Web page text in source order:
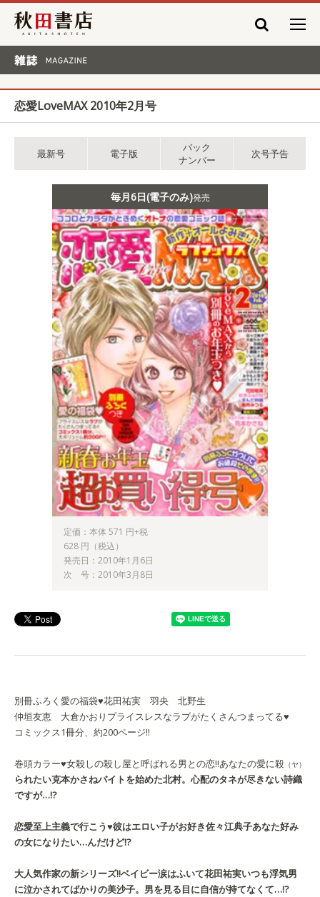
秋田書店
恋愛LoveMAX 2010年2月号
最新号 電子版
バック
ナンバー
次号予告
毎月6日(電子のみ)発売
定価：本体 571 円+税
628 円（税込）
発売日：2010年1月6日
次 号：2010年3月8日
別冊ふろく 愛の福袋♥花田祐実 羽央 北野生
仲垣友恵 大倉かおり プライスレスなラブがたくさんつまってる♥
コミックス1冊分、約200ページ!!
巻頭カラー♥女殺しの殺し屋と呼ばれる男との恋!!あなたの愛に殺 （ヤ）
られたい克本かさねバイトを始めた北村。心配のタネが尽きない詩織
ですが…!?
恋愛至上主義で行こう♥彼はエロい子がお好き佐々江典子あなた好み
の女になりたい…んだけど!?
大人気作家の新シリーズ!!ベイビー涙はふいて花田祐実いつも浮気男
に泣かされてばかりの美沙子。男を見る目に自信が持てなくて…!?